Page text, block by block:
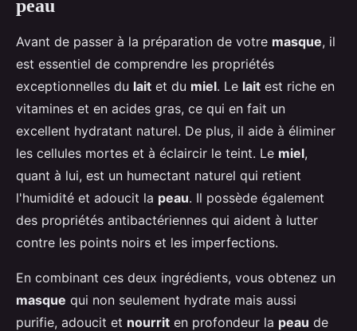
peau
Avant de passer à la préparation de votre masque, il
est essentiel de comprendre les propriétés
exceptionnelles du lait et du miel. Le lait est riche en
vitamines et en acides gras, ce qui en fait un
excellent hydratant naturel. De plus, il aide à éliminer
les cellules mortes et à éclaircir le teint. Le miel,
quant à lui, est un humectant naturel qui retient
l'humidité et adoucit la peau. Il possède également
des propriétés antibactériennes qui aident à lutter
contre les points noirs et les imperfections.
En combinant ces deux ingrédients, vous obtenez un
masque qui non seulement hydrate mais aussi
purifie, adoucit et nourrit en profondeur la peau de